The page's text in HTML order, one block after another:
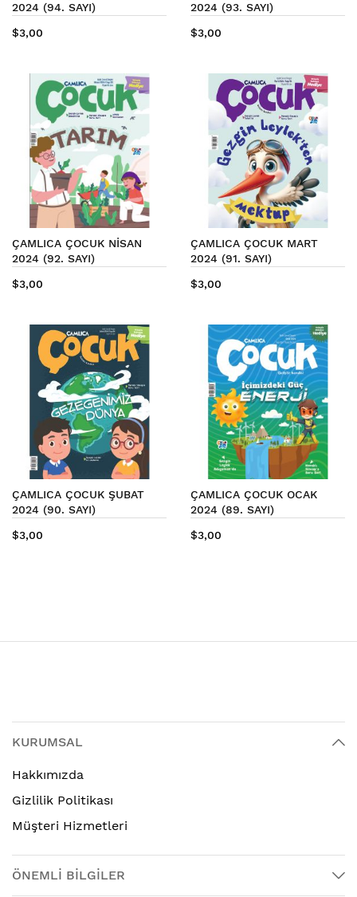
2024 (94. SAYI)
$3,00
2024 (93. SAYI)
$3,00
ÇAMLICA ÇOCUK NİSAN
2024 (92. SAYI)
$3,00
ÇAMLICA ÇOCUK MART
2024 (91. SAYI)
$3,00
ÇAMLICA ÇOCUK ŞUBAT
2024 (90. SAYI)
$3,00
ÇAMLICA ÇOCUK OCAK
2024 (89. SAYI)
$3,00
KURUMSAL
Hakkımızda
Gizlilik Politikası
Müşteri Hizmetleri
ÖNEMLİ BİLGİLER